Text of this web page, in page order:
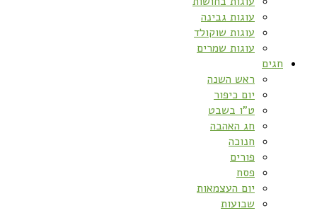
עוגות גבינה
עוגות שוקולד
עוגות שמרים
חגים
ראש השנה
יום כיפור
ט”ו בשבט
חג האהבה
חנוכה
פורים
פסח
יום העצמאות
שבועות